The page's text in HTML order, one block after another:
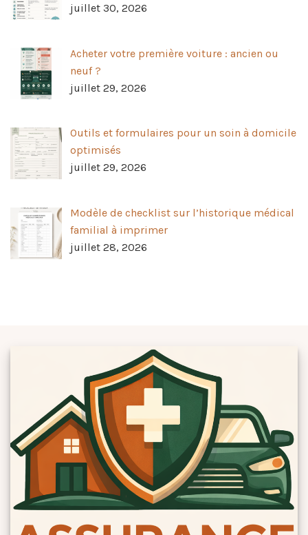
juillet 30, 2026
Acheter votre première voiture : ancien ou
neuf ?
juillet 29, 2026
Outils et formulaires pour un soin à domicile
optimisés
juillet 29, 2026
Modèle de checklist sur l’historique médical
familial à imprimer
juillet 28, 2026